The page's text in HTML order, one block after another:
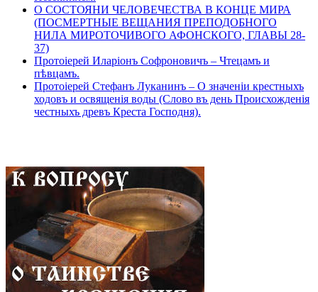
О СОСТОЯНИ ЧЕЛОВЕЧЕСТВА В КОНЦЕ МИРА
(ПОСМЕРТНЫЕ ВЕЩАНИЯ ПРЕПОДОБНОГО
НИЛА МИРОТОЧИВОГО АФОНСКОГО, ГЛАВЫ 28-
37)
Протоіерей Иларіонъ Софроновичъ – Чтецамъ и
пѣвцамъ.
Протоіерей Стефанъ Луканинъ – О значеніи крестныхъ
ходовъ и освященія воды (Слово въ день Происхожденія
честныхъ древъ Креста Господня).